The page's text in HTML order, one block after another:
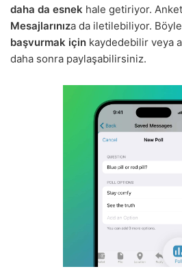
daha da esnek hale getiriyor.
Mesajlarınıza da iletilebiliyor.
başvurmak için kaydedebilir veya
daha sonra paylaşabilirsiniz.